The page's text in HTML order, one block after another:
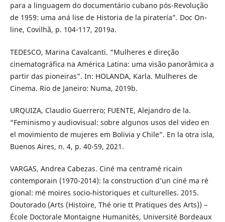
para a linguagem do documentário cubano pós-Revolução
de 1959: uma aná lise de Historia de la piratería”. Doc On-
line, Covilhã, p. 104-117, 2019a.
TEDESCO, Marina Cavalcanti. “Mulheres e direção
cinematográfica na América Latina: uma visão panorâmica a
partir das pioneiras”. In: HOLANDA, Karla. Mulheres de
Cinema. Rio de Janeiro: Numa, 2019b.
URQUIZA, Claudio Guerrero; FUENTE, Alejandro de la.
“Feminismo y audiovisual: sobre algunos usos del video en
el movimiento de mujeres em Bolivia y Chile”. En la otra isla,
Buenos Aires, n. 4, p. 40-59, 2021.
VARGAS, Andrea Cabezas. Ciné ma centramé ricain
contemporain (1970-2014): la construction d’un ciné ma ré
gional: mé moires socio-historiques et culturelles. 2015.
Doutorado (Arts (Histoire, Thé orie tt Pratiques des Arts)) –
École Doctorale Montaigne Humanités, Université Bordeaux